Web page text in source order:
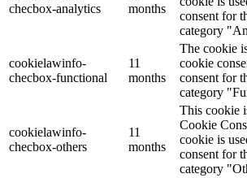
checbox-analytics
months
consent for
category
cookielawinfo-
checbox-functional
11
months
The cookie
cookie
consent for
category
cookielawinfo-
checbox-others
11
months
This cookie
Cookie
cookie is
consent for
category